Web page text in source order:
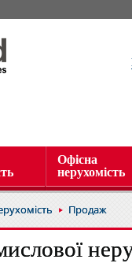
Офісна
нерухомість
Продаж